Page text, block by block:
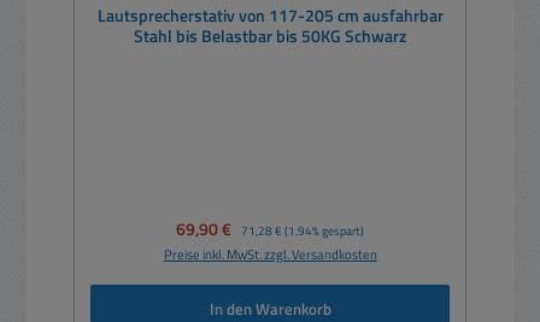
Lautsprecherstativ von 117-205 cm ausfahrbar
Stahl bis Belastbar bis 50KG Schwarz
Verkaufspreis:
69,90 € Regulärer Preis:
71,28 € (1.94% gespart)
Preise inkl. MwSt. zzgl. Versandkosten
In den Warenkorb